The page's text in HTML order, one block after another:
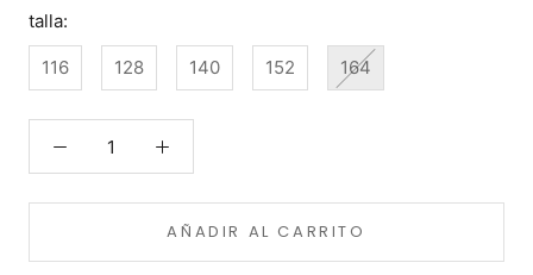
talla:
116 128 140 152 164
AÑADIR AL CARRITO